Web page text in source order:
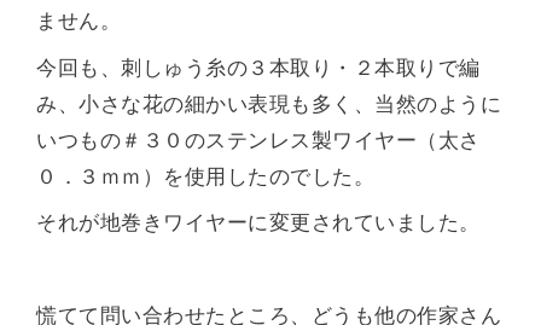
ません。
今回も、刺しゅう糸の３本取り・２本取りで編
み、小さな花の細かい表現も多く、当然のように
いつもの＃３０のステンレス製ワイヤー（太さ
０．３ｍｍ）を使用したのでした。
それが地巻きワイヤーに変更されていました。
慌てて問い合わせたところ、どうも他の作家さん